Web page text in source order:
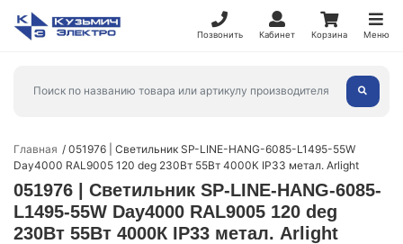
Позвонить Кабинет Корзина Меню
Главная
051976 | Светильник SP-LINE-HANG-6085-L1495-55W
Day4000 RAL9005 120 deg 230Вт 55Вт 4000К IP33 метал. Arlight
051976 | Светильник SP-LINE-HANG-6085-
L1495-55W Day4000 RAL9005 120 deg
230Вт 55Вт 4000К IP33 метал. Arlight